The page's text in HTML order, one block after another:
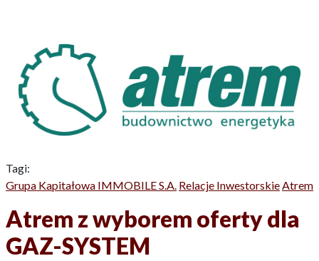
Tagi:
Grupa Kapitałowa IMMOBILE S.A. Relacje InwestorskieAtrem
Atrem z wyborem oferty dla
GAZ-SYSTEM